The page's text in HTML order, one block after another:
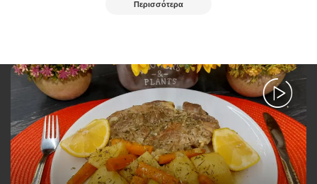
Περισσότερα